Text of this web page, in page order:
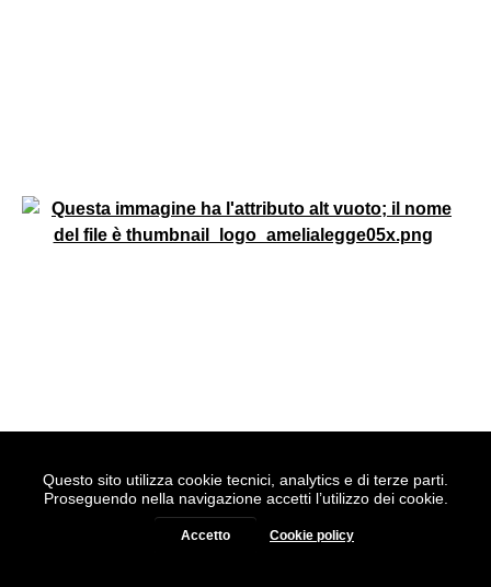
Questo sito utilizza cookie tecnici, analytics e di terze parti.
Proseguendo nella navigazione accetti l’utilizzo dei cookie.
Accetto Cookie policy
Realizzato conWordPress |Tema grafico ItaliaWP2
Basato sul Prototipo per siti PA di AgID